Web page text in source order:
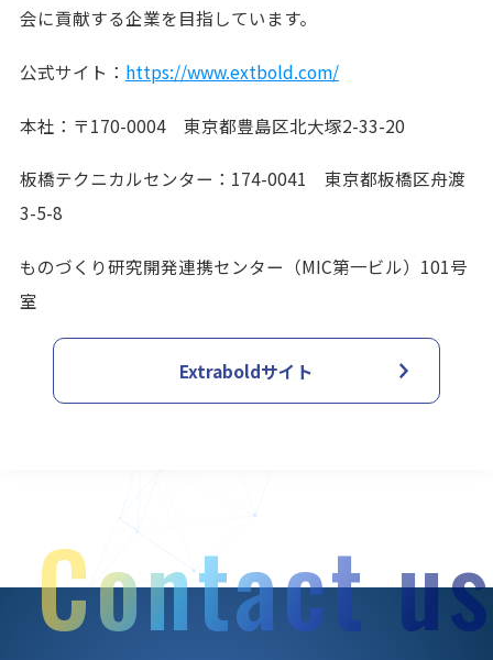
会に貢献する企業を目指しています。
公式サイト： https://www.extbold.com/
本社：〒170-0004 東京都豊島区北大塚2-33-20
板橋テクニカルセンター：174-0041 東京都板橋区舟渡
3-5-8
ものづくり研究開発連携センター（MIC第一ビル）101号
室
Extraboldサイト
Contact us